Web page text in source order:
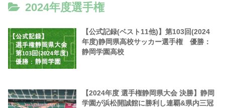
2024年度選手権
【公式記録(ベスト11他)】第103回(2024
年度)静岡県高校サッカー選手権 優勝：
静岡学園高校
【2024年度 選手権静岡県大会 決勝】静岡
学園が浜松開誠館に勝利し連覇&県内三冠